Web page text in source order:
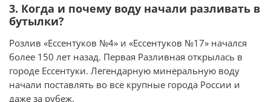
3. Когда и почему воду начали разливать в
бутылки?
Розлив «Ессентуков №4» и «Ессентуков №17» начался
более 150 лет назад. Первая Разливная открылась в
городе Ессентуки. Легендарную минеральную воду
начали поставлять во все крупные города России и
даже за рубеж.